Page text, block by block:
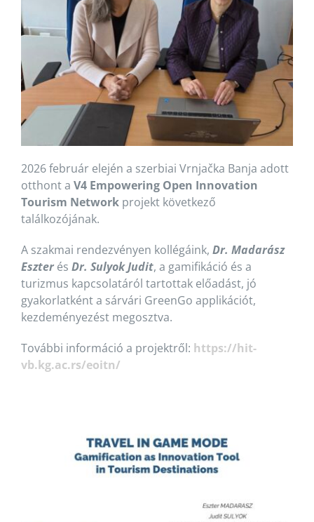
2026 február elején a szerbiai Vrnjačka Banja adott
otthont a V4 Empowering Open Innovation
Tourism Networkprojekt következő
találkozójának.
A szakmai rendezvényen kollégáink, Dr. Madarász
Eszterés Dr. Sulyok Judit, a gamifikáció és a
turizmus kapcsolatáról tartottak előadást, jó
gyakorlatként a sárvári GreenGo applikációt,
kezdeményezést megosztva.
További információ a projektről: https://hit-
vb.kg.ac.rs/eoitn/